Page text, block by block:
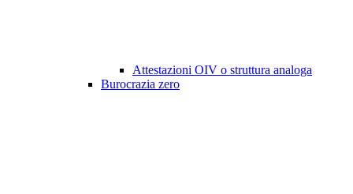
Attestazioni OIV o struttura analoga
Burocrazia zero